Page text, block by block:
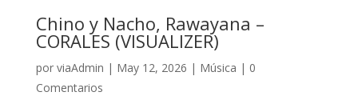
Chino y Nacho, Rawayana –
CORALES (VISUALIZER)
por viaAdmin | May 12, 2026 | Música | 0
Comentarios